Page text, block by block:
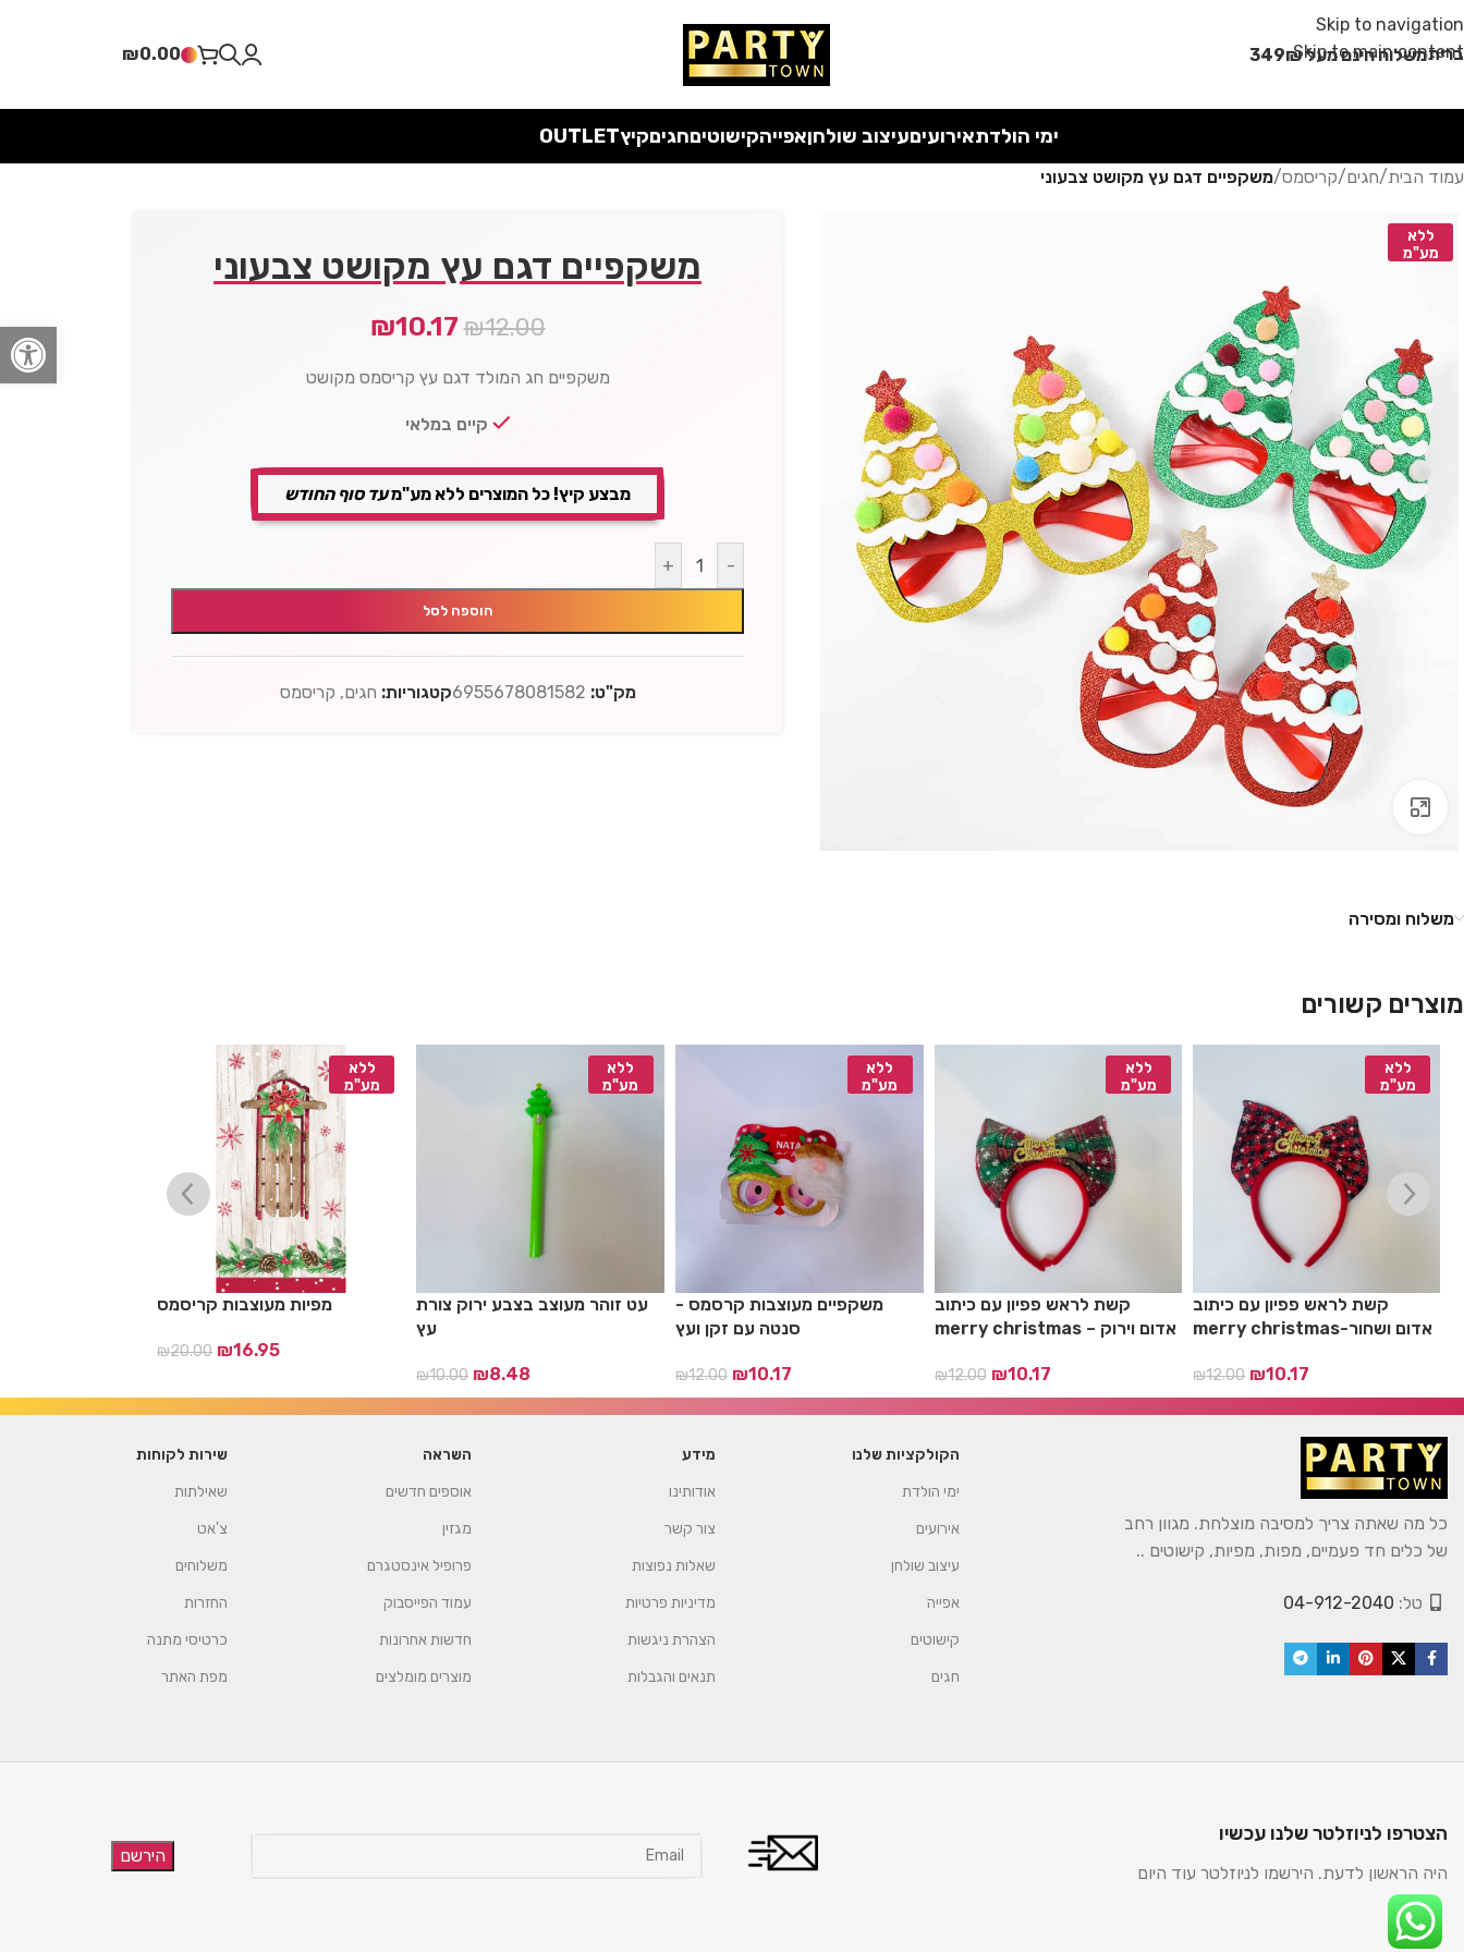
פתח
Skip to navigation
Skip to main content
מבצע קיץ! כל המוצרים ללא מע"מעד סוף החודש
משלוח חינם מעל 349₪ ₪0.00
ימי הולדתאירועיםעיצוב שולחןאפייהקישוטיםחגיםקיץOUTLET
עמוד הבית/חגים/קריסמס/משקפיים דגם עץ מקושט צבעוני
לחץ להגדלה
ללא
מע"מ
משקפיים דגם עץ מקושט צבעוני
₪12.00
₪10.17
משקפיים חג המולד דגם עץ קריסמס מקושט
קיים במלאי
מבצע קיץ! כל המוצרים ללא מע"מעד סוף החודש
-
+
הוספה לסל
מק"ט: 6955678081582קטגוריות: חגים, קריסמס
משלוח ומסירה
מוצרים קשורים
ללא
מע"מ
מפיות מעוצבות קריסמס
₪20.00 ₪16.95
ללא
מע"מ
עט זוהר מעוצב בצבע ירוק צורת
עץ
₪10.00 ₪8.48
ללא
מע"מ
משקפיים מעוצבות קרסמס -
סנטה עם זקן ועץ
₪12.00 ₪10.17
ללא
מע"מ
קשת לראש פפיון עם כיתוב
merry christmas – אדום וירוק
₪12.00 ₪10.17
ללא
מע"מ
קשת לראש פפיון עם כיתוב
merry christmas-אדום ושחור
₪12.00 ₪10.17
כל מה שאתה צריך למסיבה מוצלחת. מגוון רחב
של כלים חד פעמיים, מפות, מפיות, קישוטים ..
טל: 04-912-2040
הקולקציות שלנו
ימי הולדת
אירועים
עיצוב שולחן
אפייה
קישוטים
חגים
מידע
אודותינו
צור קשר
שאלות נפוצות
מדיניות פרטיות
הצהרת ניגשות
תנאים והגבלות
השראה
אוספים חדשים
מגזין
פרופיל אינסטגרם
עמוד הפייסבוק
חדשות אחרונות
מוצרים מומלצים
שירות לקוחות
שאילתות
צ'אט
משלוחים
החזרות
כרטיסי מתנה
מפת האתר
הצטרפו לניוזלטר שלנו עכשיו
היה הראשון לדעת. הירשמו לניוזלטר עוד היום
הירשם